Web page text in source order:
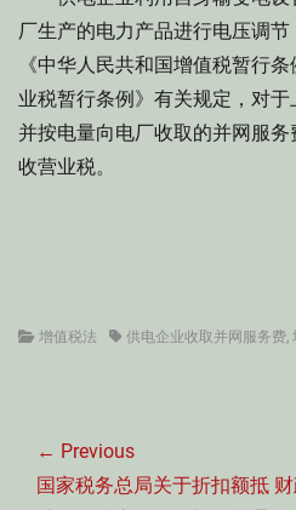
厂生产的电力产品进行电压调
《中华人民共和国增值税暂行
业税暂行条例》有关规定，对
并按电量向电厂收取的并网服
收营业税。
Categories
增值税法 Tags供电企业收取并网服务费,
章
导
← Previous
Previous
国家税务总局关于折扣额抵